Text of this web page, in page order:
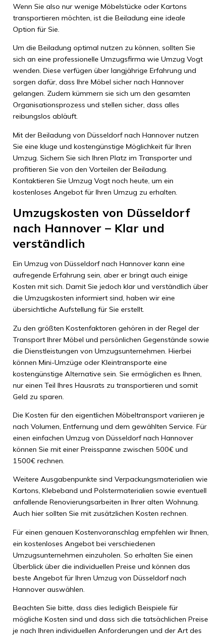
Wenn Sie also nur wenige Möbelstücke oder Kartons
transportieren möchten, ist die Beiladung eine ideale
Option für Sie.
Um die Beiladung optimal nutzen zu können, sollten Sie
sich an eine professionelle Umzugsfirma wie Umzug Vogt
wenden. Diese verfügen über langjährige Erfahrung und
sorgen dafür, dass Ihre Möbel sicher nach Hannover
gelangen. Zudem kümmern sie sich um den gesamten
Organisationsprozess und stellen sicher, dass alles
reibungslos abläuft.
Mit der Beiladung von Düsseldorf nach Hannover nutzen
Sie eine kluge und kostengünstige Möglichkeit für Ihren
Umzug. Sichern Sie sich Ihren Platz im Transporter und
profitieren Sie von den Vorteilen der Beiladung.
Kontaktieren Sie Umzug Vogt noch heute, um ein
kostenloses Angebot für Ihren Umzug zu erhalten.
Umzugskosten von Düsseldorf
nach Hannover – Klar und
verständlich
Ein Umzug von Düsseldorf nach Hannover kann eine
aufregende Erfahrung sein, aber er bringt auch einige
Kosten mit sich. Damit Sie jedoch klar und verständlich über
die Umzugskosten informiert sind, haben wir eine
übersichtliche Aufstellung für Sie erstellt.
Zu den größten Kostenfaktoren gehören in der Regel der
Transport Ihrer Möbel und persönlichen Gegenstände sowie
die Dienstleistungen von Umzugsunternehmen. Hierbei
können Mini-Umzüge oder Kleintransporte eine
kostengünstige Alternative sein. Sie ermöglichen es Ihnen,
nur einen Teil Ihres Hausrats zu transportieren und somit
Geld zu sparen.
Die Kosten für den eigentlichen Möbeltransport variieren je
nach Volumen, Entfernung und dem gewählten Service. Für
einen einfachen Umzug von Düsseldorf nach Hannover
können Sie mit einer Preisspanne zwischen 500€ und
1500€ rechnen.
Weitere Ausgabenpunkte sind Verpackungsmaterialien wie
Kartons, Klebeband und Polstermaterialien sowie eventuell
anfallende Renovierungsarbeiten in Ihrer alten Wohnung.
Auch hier sollten Sie mit zusätzlichen Kosten rechnen.
Für einen genauen Kostenvoranschlag empfehlen wir Ihnen,
ein kostenloses Angebot bei verschiedenen
Umzugsunternehmen einzuholen. So erhalten Sie einen
Überblick über die individuellen Preise und können das
beste Angebot für Ihren Umzug von Düsseldorf nach
Hannover auswählen.
Beachten Sie bitte, dass dies lediglich Beispiele für
mögliche Kosten sind und dass sich die tatsächlichen Preise
je nach Ihren individuellen Anforderungen und der Art des